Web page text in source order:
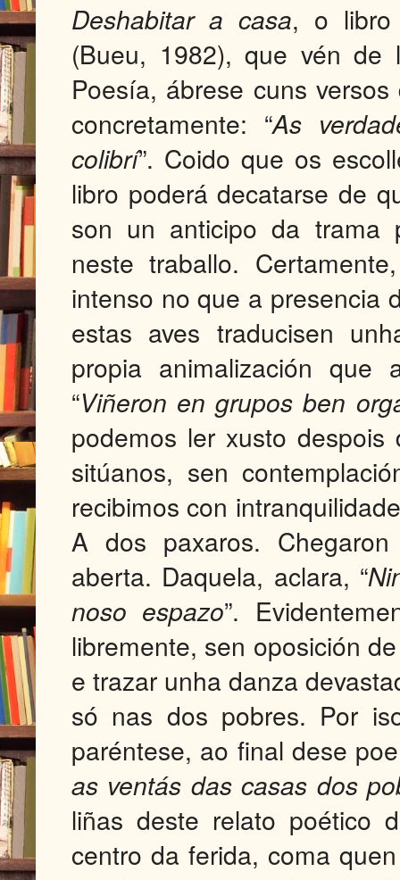
Deshabitar a casa, o libro
(Bueu, 1982), que vén de
Poesía, ábrese cuns
concretamente: “As
colibrí”. Coido que os
libro poderá decatarse de
son un anticipo da trama
neste traballo.
intenso no que a presencia
estas aves traducisen
propia animalización que
“Viñeron en grupos ben
podemos ler xusto
sitúanos, sen
recibimos con
A dos paxaros.
aberta. Daquela, aclara, “
noso espazo”.
libremente, sen oposición
e trazar unha danza
só nas dos pobres. Por
paréntese, ao final dese
as ventás das casas dos
liñas deste relato poético
centro da ferida, coma